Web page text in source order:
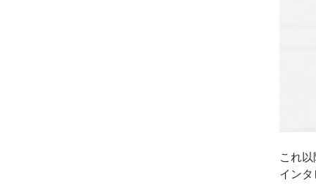
これ
インタ